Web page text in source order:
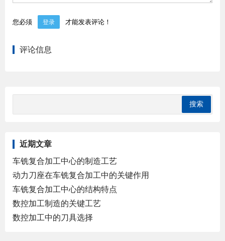
您必须 登录 才能发表评论！
评论信息
近期文章
车铣复合加工中心的制造工艺
动力刀座在车铣复合加工中的关键作用
车铣复合加工中心的结构特点
数控加工制造的关键工艺
数控加工中的刀具选择